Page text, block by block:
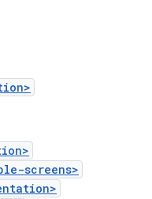
screens>